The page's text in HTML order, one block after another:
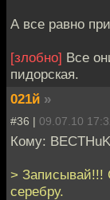
А все равно
[злобно] Все
пидорская.
021й »
#36 | 09.07.10
Кому:
> Записывай!!!
серебру.